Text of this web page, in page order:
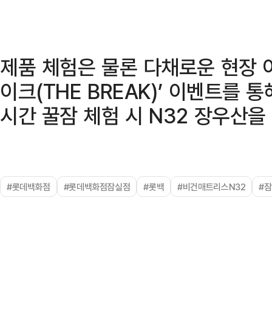
제품 체험은 물론 다채로운 현장
이크(THE BREAK)’ 이벤트를
시간 꿀잠 체험 시 N32 장우산
#롯데백화점 #롯데백화점잠실점 #롯백 #비건매트리스N32 #